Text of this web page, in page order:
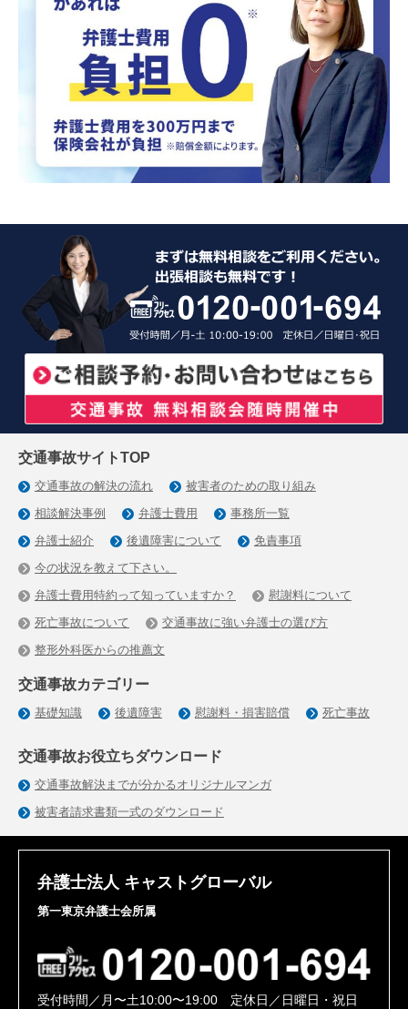
交通事故サイトTOP
交通事故の解決の流れ
被害者のための取り組み
相談解決事例
弁護士費用
事務所一覧
弁護士紹介
後遺障害について
免責事項
今の状況を教えて下さい。
弁護士費用特約って知っていますか？
慰謝料について
死亡事故について
交通事故に強い弁護士の選び方
整形外科医からの推薦文
交通事故カテゴリー
基礎知識 後遺障害 慰謝料・損害賠償 死亡事故
交通事故お役立ちダウンロード
交通事故解決までが分かるオリジナルマンガ
被害者請求書類一式のダウンロード
弁護士法人 キャストグローバル
第一東京弁護士会所属
受付時間／月〜土10:00〜19:00 定休日／日曜日・祝日